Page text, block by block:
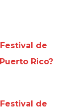
de
Rico?
de